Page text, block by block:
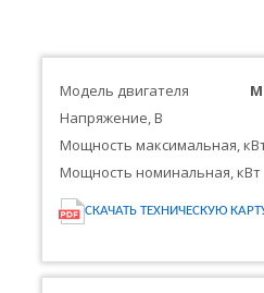
Модель двигателя
Напряжение, В
Мощность максимальная,
Мощность номинальная, кВт
СКАЧАТЬ ТЕХНИЧЕСКУЮ